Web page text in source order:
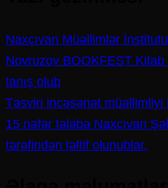
Naxçıvan Müəllimlər
Novruzov BOOKFEST
tanış olub
Təsviri incəsənət müəllimliyi
15 nəfər tələbə Naxçıvan
tərəfindən təltif olunublar.